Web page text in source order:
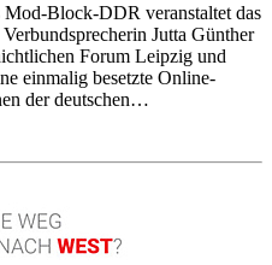
Mod-Block-DDR veranstaltet das
Jutta Günther
Forum Leipzig und
einmalig besetzte Online-
der deutschen…